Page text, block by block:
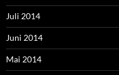
Juli 2014
Juni 2014
Mai 2014